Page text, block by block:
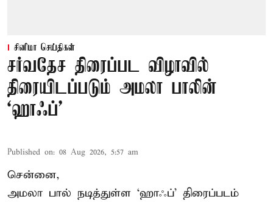
சினிமா செய்திகள்
சர்வதேச திரைப்பட விழாவில்
திரையிடப்படும் அமலா பாலின்
‘ஹாஃப்’
Published on: 08 Aug 2026, 5:57 am
சென்னை,
அமலா பால் நடித்துள்ள ‘ஹாஃப்’ திரைப்படம்